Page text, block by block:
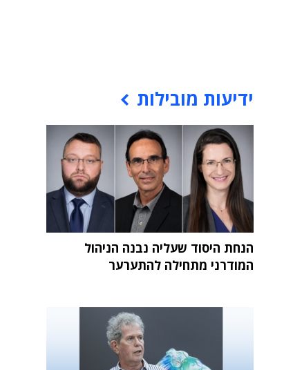
ידיעות מובילות
הנחת היסוד שעליה נבנה הניהול
המודרני מתחילה להתערער